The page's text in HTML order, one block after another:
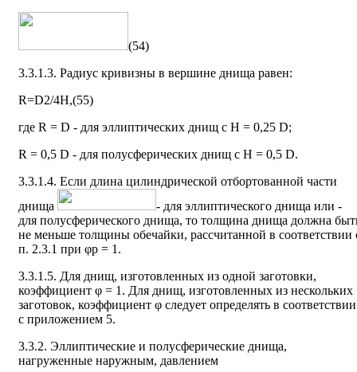
(54)
3.3.1.3. Радиус кривизны в вершине днища равен:
R=D2/4H,(55)
где R = D - для эллиптических днищ с Н = 0,25 D;
R = 0,5 D - для полусферических днищ с Н = 0,5 D.
3.3.1.4. Если длина цилиндрической отбортованной части
днища
- для эллиптического днища или -
для полусферического днища, то толщина днища должна
не меньше толщины обечайки, рассчитанной в соответствии
п. 2.3.1 при φр = 1.
3.3.1.5. Для днищ, изготовленных из одной заготовки,
коэффициент φ = 1. Для днищ, изготовленных из нескольких
заготовок, коэффициент φ следует определять в соответствии
с приложением 5.
3.3.2. Эллиптические и полусферические днища,
нагруженные наружным, давлением